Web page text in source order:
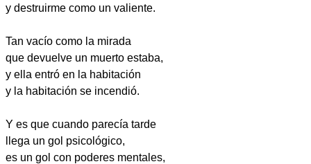
y destruirme como un valiente.
Tan vacío como la mirada
que devuelve un muerto estaba,
y ella entró en la habitación
y la habitación se incendió.
Y es que cuando parecía tarde
llega un gol psicológico,
es un gol con poderes mentales,